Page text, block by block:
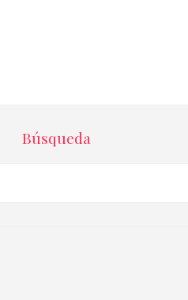
Búsqueda